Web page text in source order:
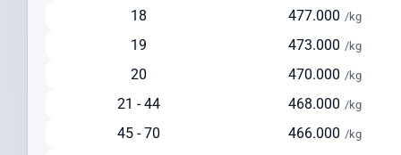
Cek Ongkir ke Montenegro Dengan Mudah
Sebelum mengirim paket, lakukan cek ongkir ke Montenegro untuk
menyediakan kalkulator tarif yang akurat dan transparan pada
18 477.000 /kg
19 473.000 /kg
20 470.000 /kg
21 - 44 468.000 /kg
45 - 70 466.000 /kg